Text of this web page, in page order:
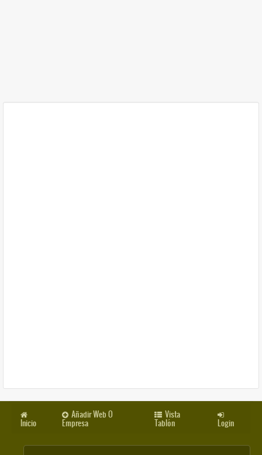
Inicio
Añadir Web O
Empresa
Vista
Tablón Login